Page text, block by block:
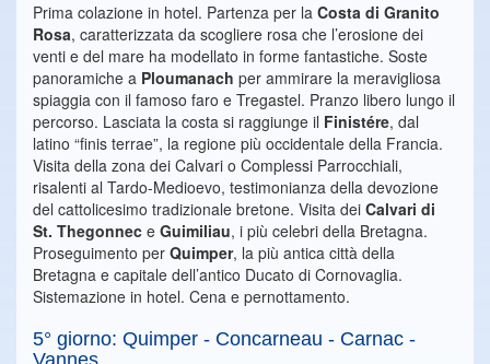
Prima colazione in hotel. Partenza per la Costa di Granito
Rosa, caratterizzata da scogliere rosa che l’erosione dei
venti e del mare ha modellato in forme fantastiche. Soste
panoramiche a Ploumanach per ammirare la meravigliosa
spiaggia con il famoso faro e Tregastel. Pranzo libero lungo il
percorso. Lasciata la costa si raggiunge il Finistére, dal
latino “finis terrae”, la regione più occidentale della Francia.
Visita della zona dei Calvari o Complessi Parrocchiali,
risalenti al Tardo-Medioevo, testimonianza della devozione
del cattolicesimo tradizionale bretone. Visita dei Calvari di
St. Thegonnec e Guimiliau, i più celebri della Bretagna.
Proseguimento per Quimper, la più antica città della
Bretagna e capitale dell’antico Ducato di Cornovaglia.
Sistemazione in hotel. Cena e pernottamento.
5° giorno: Quimper - Concarneau - Carnac -